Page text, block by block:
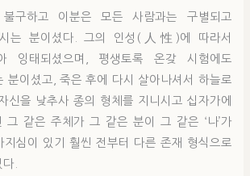
구하고 이분은 모든 사람과는 구별되고
는 분이셨다. 그의 인성(人性)에 따라서
잉태되셨으며, 평생토록 온갖 시험에도
분이셨고, 죽은 후에 다시 살아나셔서 하늘로
신을 낮추사 종의 형체를 지니시고 십자가에
그 같은 주체가 그 같은 분이 그 같은 ‘나’가
지심이 있기 훨씬 전부터 다른 존재 형식으로
다.